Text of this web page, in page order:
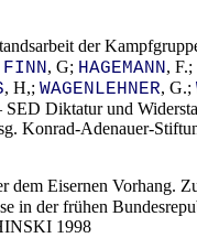
der
FINN, G; HAGEMANN, F.;
, H,; WAGENLEHNER, G.;
SED Diktatur und
Konrad-Adenauer-
dem Eisernen Vorhang.
in der frühen
1998